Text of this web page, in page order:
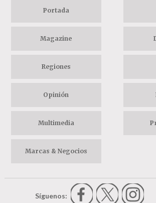
Portada
Magazine
Regiones
Opinión
Multimedia
Marcas & Negocios
Síguenos: